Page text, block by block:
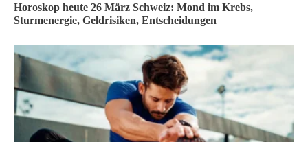
Horoskop heute 26 März Schweiz: Mond im Krebs,
Sturmenergie, Geldrisiken, Entscheidungen